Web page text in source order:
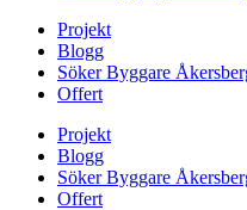
Projekt
Blogg
Söker Byggare
Offert
Projekt
Blogg
Söker Byggare
Offert